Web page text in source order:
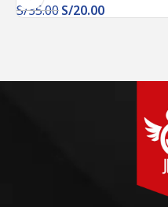
S/35.00S/20.00